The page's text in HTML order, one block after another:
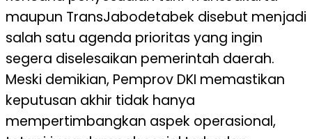
maupun TransJabodetabek disebut menjadi
salah satu agenda prioritas yang ingin
segera diselesaikan pemerintah daerah.
Meski demikian, Pemprov DKI memastikan
keputusan akhir tidak hanya
mempertimbangkan aspek operasional,